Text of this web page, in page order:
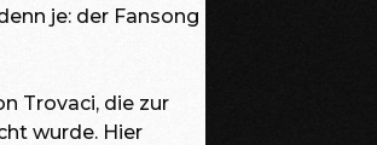
je: der Fansong
Trovaci, die zur
wurde. Hier